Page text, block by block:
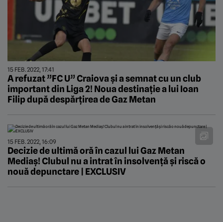
15 FEB. 2022, 17:41
A refuzat ”FC U” Craiova și a semnat cu un club
important din Liga 2! Noua destinație a lui Ioan
Filip după despărțirea de Gaz Metan
15 FEB. 2022, 16:09
Decizie de ultimă oră în cazul lui Gaz Metan
Mediaș! Clubul nu a intrat în insolvență și riscă o
nouă depunctare | EXCLUSIV